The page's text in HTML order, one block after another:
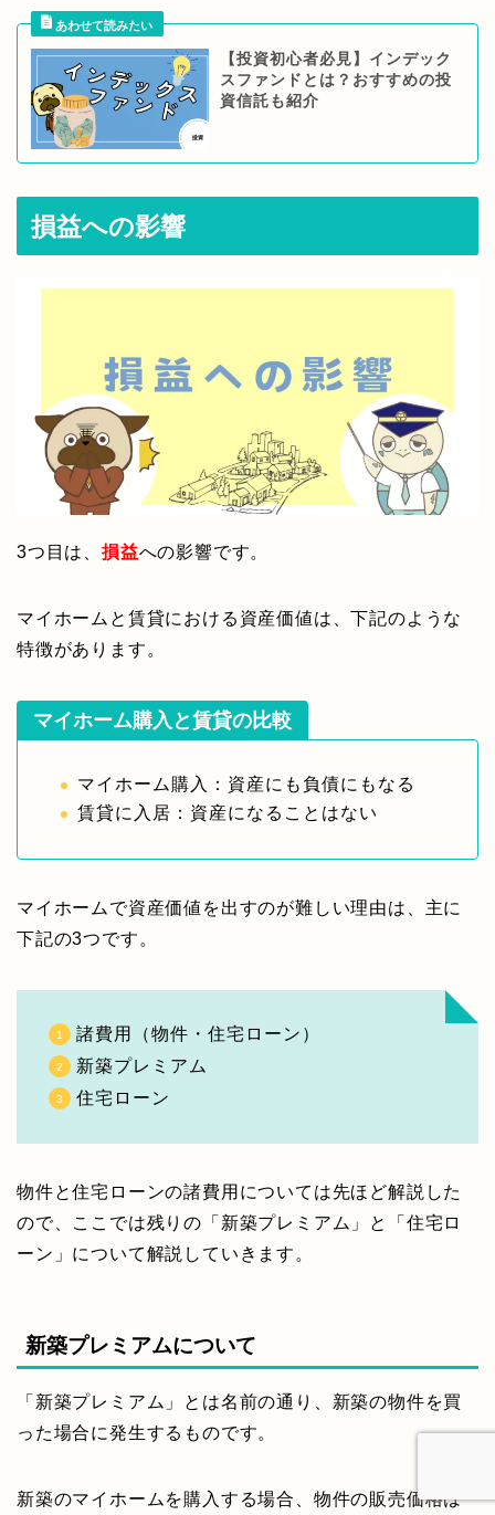
【投資初心者必見】インデック
スファンドとは？おすすめの投
資信託も紹介
損益への影響
3つ目は、 損益への影響です。
マイホームと賃貸における資産価値は、下記のような
特徴があります。
マイホーム購入と賃貸の比較
マイホーム購入：資産にも負債にもなる
賃貸に入居：資産になることはない
マイホームで資産価値を出すのが難しい理由は、主に
下記の3つです。
諸費用（物件・住宅ローン）
新築プレミアム
住宅ローン
物件と住宅ローンの諸費用については先ほど解説した
ので、ここでは残りの「新築プレミアム」と「住宅ロ
ーン」について解説していきます。
新築プレミアムについて
「新築プレミアム」とは名前の通り、新築の物件を買
った場合に発生するものです。
新築のマイホームを購入する場合、物件の販売価格は